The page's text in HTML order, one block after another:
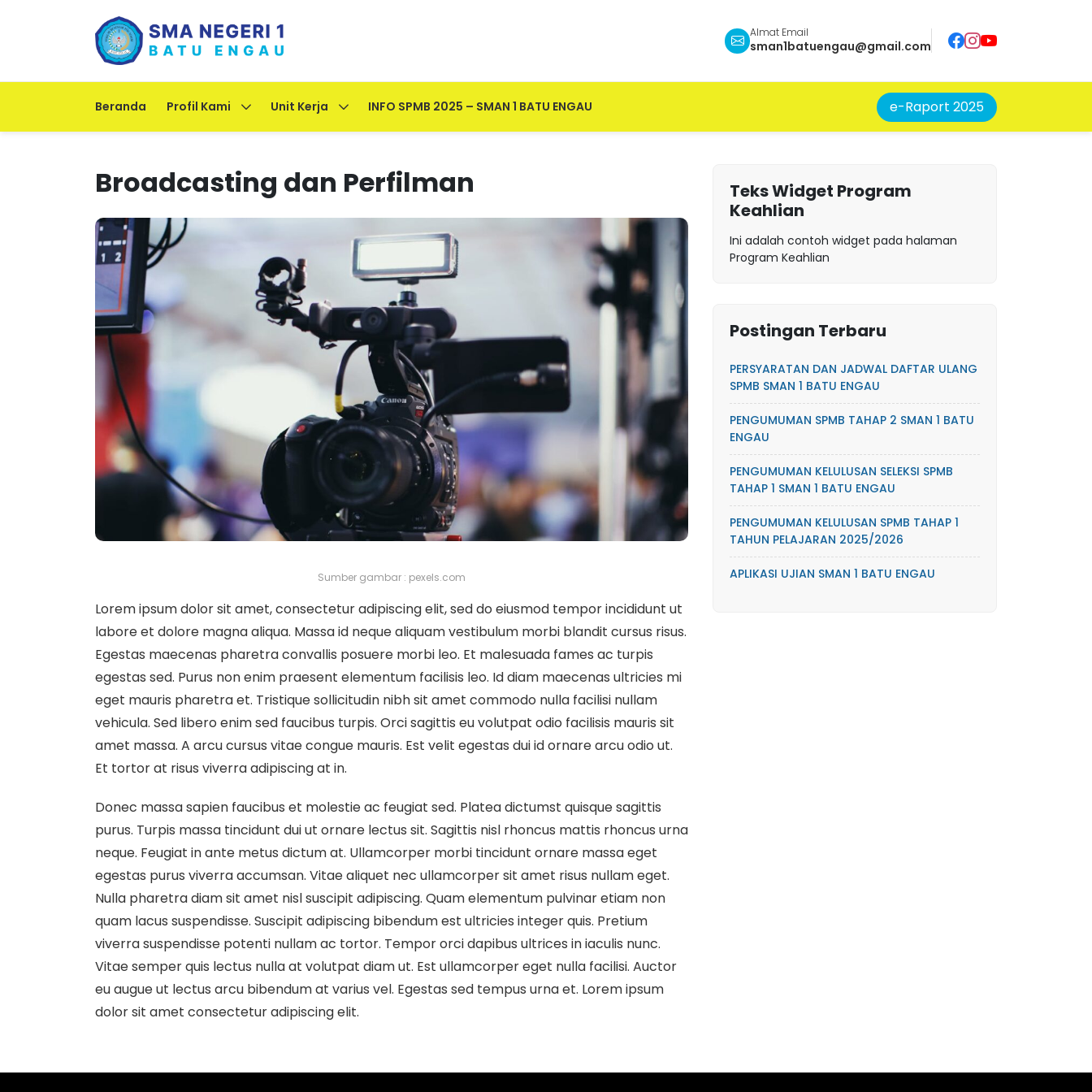
Almat Email
sman1batuengau@gmail.com
Beranda Profil Kami Unit Kerja INFO SPMB 2025 – SMAN 1 BATU ENGAU e-Raport 2025
Broadcasting dan Perfilman
Sumber gambar : pexels.com
Lorem ipsum dolor sit amet, consectetur adipiscing elit, sed do eiusmod tempor incididunt ut
labore et dolore magna aliqua. Massa id neque aliquam vestibulum morbi blandit cursus risus.
Egestas maecenas pharetra convallis posuere morbi leo. Et malesuada fames ac turpis
egestas sed. Purus non enim praesent elementum facilisis leo. Id diam maecenas ultricies mi
eget mauris pharetra et. Tristique sollicitudin nibh sit amet commodo nulla facilisi nullam
vehicula. Sed libero enim sed faucibus turpis. Orci sagittis eu volutpat odio facilisis mauris sit
amet massa. A arcu cursus vitae congue mauris. Est velit egestas dui id ornare arcu odio ut.
Et tortor at risus viverra adipiscing at in.
Donec massa sapien faucibus et molestie ac feugiat sed. Platea dictumst quisque sagittis
purus. Turpis massa tincidunt dui ut ornare lectus sit. Sagittis nisl rhoncus mattis rhoncus urna
neque. Feugiat in ante metus dictum at. Ullamcorper morbi tincidunt ornare massa eget
egestas purus viverra accumsan. Vitae aliquet nec ullamcorper sit amet risus nullam eget.
Nulla pharetra diam sit amet nisl suscipit adipiscing. Quam elementum pulvinar etiam non
quam lacus suspendisse. Suscipit adipiscing bibendum est ultricies integer quis. Pretium
viverra suspendisse potenti nullam ac tortor. Tempor orci dapibus ultrices in iaculis nunc.
Vitae semper quis lectus nulla at volutpat diam ut. Est ullamcorper eget nulla facilisi. Auctor
eu augue ut lectus arcu bibendum at varius vel. Egestas sed tempus urna et. Lorem ipsum
dolor sit amet consectetur adipiscing elit.
Teks Widget Program
Keahlian
Ini adalah contoh widget pada halaman
Program Keahlian
Postingan Terbaru
PERSYARATAN DAN JADWAL DAFTAR ULANG
SPMB SMAN 1 BATU ENGAU
PENGUMUMAN SPMB TAHAP 2 SMAN 1 BATU
ENGAU
PENGUMUMAN KELULUSAN SELEKSI SPMB
TAHAP 1 SMAN 1 BATU ENGAU
PENGUMUMAN KELULUSAN SPMB TAHAP 1
TAHUN PELAJARAN 2025/2026
APLIKASI UJIAN SMAN 1 BATU ENGAU